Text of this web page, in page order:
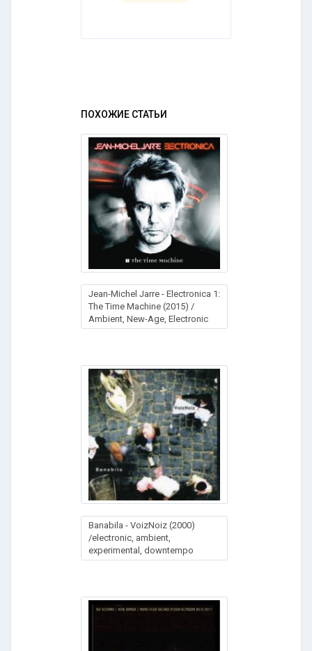
ПОХОЖИЕ СТАТЬИ
Jean-Michel Jarre - Electronica 1:
The Time Machine (2015) /
Ambient, New-Age, Electronic
Banabila - VoizNoiz (2000)
/electronic, ambient,
experimental, downtempo